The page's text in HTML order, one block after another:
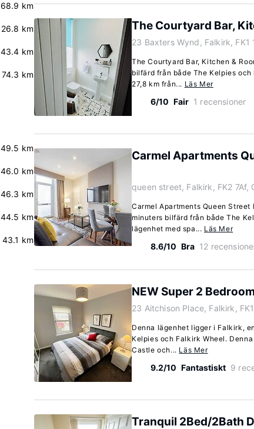
68.9 km
26.8 km
43.4 km
74.3 km
49.5 km
46.0 km
46.3 km
44.5 km
43.1 km
The Courtyard Bar,
23 Baxters Wynd, Falkirk, FK1
The Courtyard Bar, Kitchen &
bilfärd från både The Kelpies
27,8 km från... Läs Mer
6/10 Fair 1 recensioner
Carmel Apartments
queen street, Falkirk, FK2 7Af,
Carmel Apartments Queen
minuters bilfärd från både The
lägenhet med spa... Läs Mer
8.6/10 Bra 12
NEW Super 2
23 Aitchison Place, Falkirk,
Denna lägenhet ligger i Falkirk,
Kelpies och Falkirk Wheel.
Castle och... Läs Mer
9.2/10 Fantastiskt 9
Tranquil 2Bed/2Bath